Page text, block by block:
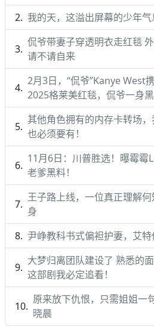
我的天，这溢出屏幕的少年气
侃爷带妻子穿透明衣走红毯
请不请自来
2月3日，“侃爷”Kanye West
2025格莱美红毯，侃爷一身
其他角色拥有的内存卡转场，
也必须要有！
11月6日：川普胜选！曝霉霉
老爹黑料！
王子路上线，一位真正理解
身
尹峥教科书式偏袒护妻，艾
大梦归离团队建设了 熟悉的
这部剧我必定追看！
原来放下仇恨，只需姐姐一
晓晨